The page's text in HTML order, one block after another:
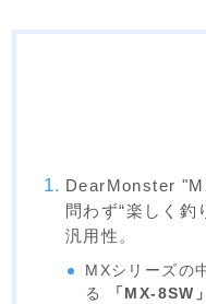
DearMonster
問わず“楽しく釣
汎用性。
MXシリーズの
る
「MX-8SW」